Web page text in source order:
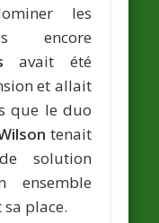
les
encore
avait été
et allait
que le duo
tenait
solution
ensemble
place.